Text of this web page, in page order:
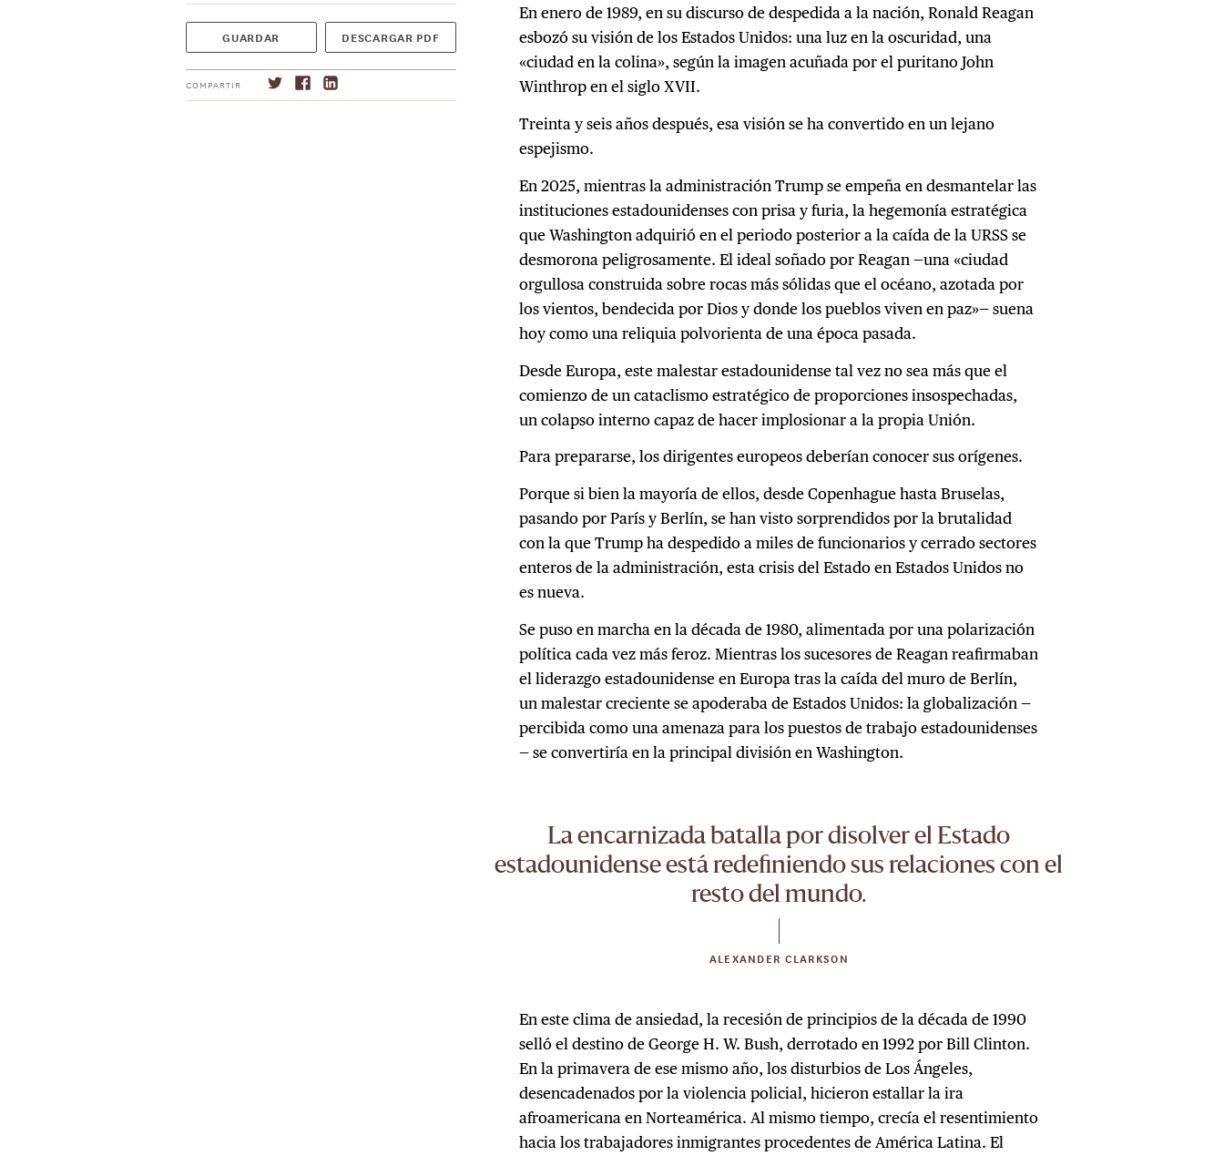
GUARDAR DESCARGAR PDF
COMPARTIR
En enero de 1989, en su discurso de despedida a la nación, Ronald Reagan
esbozó su visión de los Estados Unidos: una luz en la oscuridad, una
«ciudad en la colina», según la imagen acuñada por el puritano John
Winthrop en el siglo XVII.
Treinta y seis años después, esa visión se ha convertido en un lejano
espejismo.
En 2025, mientras la administración Trump se empeña en desmantelar las
instituciones estadounidenses con prisa y furia, la hegemonía estratégica
que Washington adquirió en el periodo posterior a la caída de la URSS se
desmorona peligrosamente. El ideal soñado por Reagan —una «ciudad
orgullosa construida sobre rocas más sólidas que el océano, azotada por
los vientos, bendecida por Dios y donde los pueblos viven en paz»— suena
hoy como una reliquia polvorienta de una época pasada.
Desde Europa, este malestar estadounidense tal vez no sea más que el
comienzo de un cataclismo estratégico de proporciones insospechadas,
un colapso interno capaz de hacer implosionar a la propia Unión.
Para prepararse, los dirigentes europeos deberían conocer sus orígenes.
Porque si bien la mayoría de ellos, desde Copenhague hasta Bruselas,
pasando por París y Berlín, se han visto sorprendidos por la brutalidad
con la que Trump ha despedido a miles de funcionarios y cerrado sectores
enteros de la administración, esta crisis del Estado en Estados Unidos no
es nueva.
Se puso en marcha en la década de 1980, alimentada por una polarización
política cada vez más feroz. Mientras los sucesores de Reagan reafirmaban
el liderazgo estadounidense en Europa tras la caída del muro de Berlín,
un malestar creciente se apoderaba de Estados Unidos: la globalización —
percibida como una amenaza para los puestos de trabajo estadounidenses
— se convertiría en la principal división en Washington.
La encarnizada batalla por disolver el Estado
estadounidense está redefiniendo sus relaciones con el
resto del mundo.
ALEXANDER CLARKSON
En este clima de ansiedad, la recesión de principios de la década de 1990
selló el destino de George H. W. Bush, derrotado en 1992 por Bill Clinton.
En la primavera de ese mismo año, los disturbios de Los Ángeles,
desencadenados por la violencia policial, hicieron estallar la ira
afroamericana en Norteamérica. Al mismo tiempo, crecía el resentimiento
hacia los trabajadores inmigrantes procedentes de América Latina. El